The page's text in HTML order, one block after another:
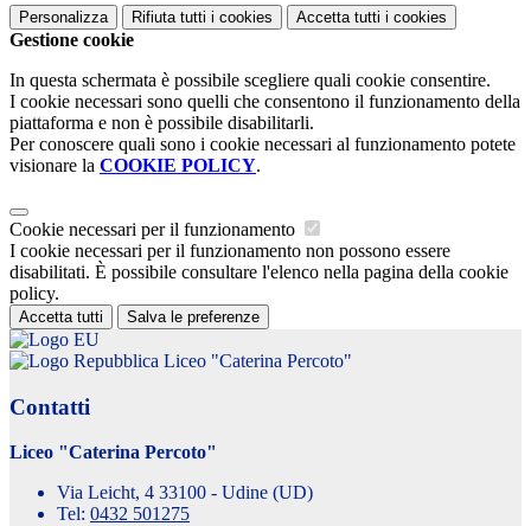
Personalizza Rifiuta tutti i cookies Accetta tutti i cookies
Gestione cookie
In questa schermata è possibile scegliere quali cookie consentire.
I cookie necessari sono quelli che consentono il funzionamento della
piattaforma e non è possibile disabilitarli.
Per conoscere quali sono i cookie necessari al funzionamento potete
visionare la COOKIE POLICY.
Cookie necessari per il funzionamento
I cookie necessari per il funzionamento non possono essere
disabilitati. È possibile consultare l'elenco nella pagina della cookie
policy.
Accetta tutti Salva le preferenze
Liceo "Caterina Percoto"
Contatti
Liceo "Caterina Percoto"
Via Leicht, 4 33100 - Udine (UD)
Tel: 0432 501275